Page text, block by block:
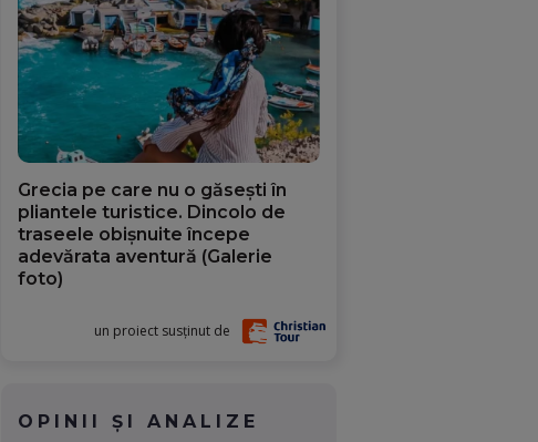
Grecia pe care nu o găsești în
pliantele turistice. Dincolo de
traseele obișnuite începe
adevărata aventură (Galerie
foto)
un proiect susținut de
OPINII ȘI ANALIZE